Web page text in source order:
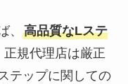
、 高品質なLステ
規代理店は厳正
テップに関しての